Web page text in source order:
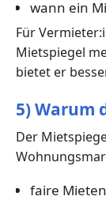
wann ein
Für
Mietspiegel
bietet er
5) Warum
Der
faire